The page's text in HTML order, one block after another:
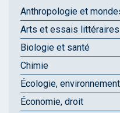
Anthropologie et
Arts et essais littéraires
Biologie et santé
Chimie
Écologie,
Économie, droit